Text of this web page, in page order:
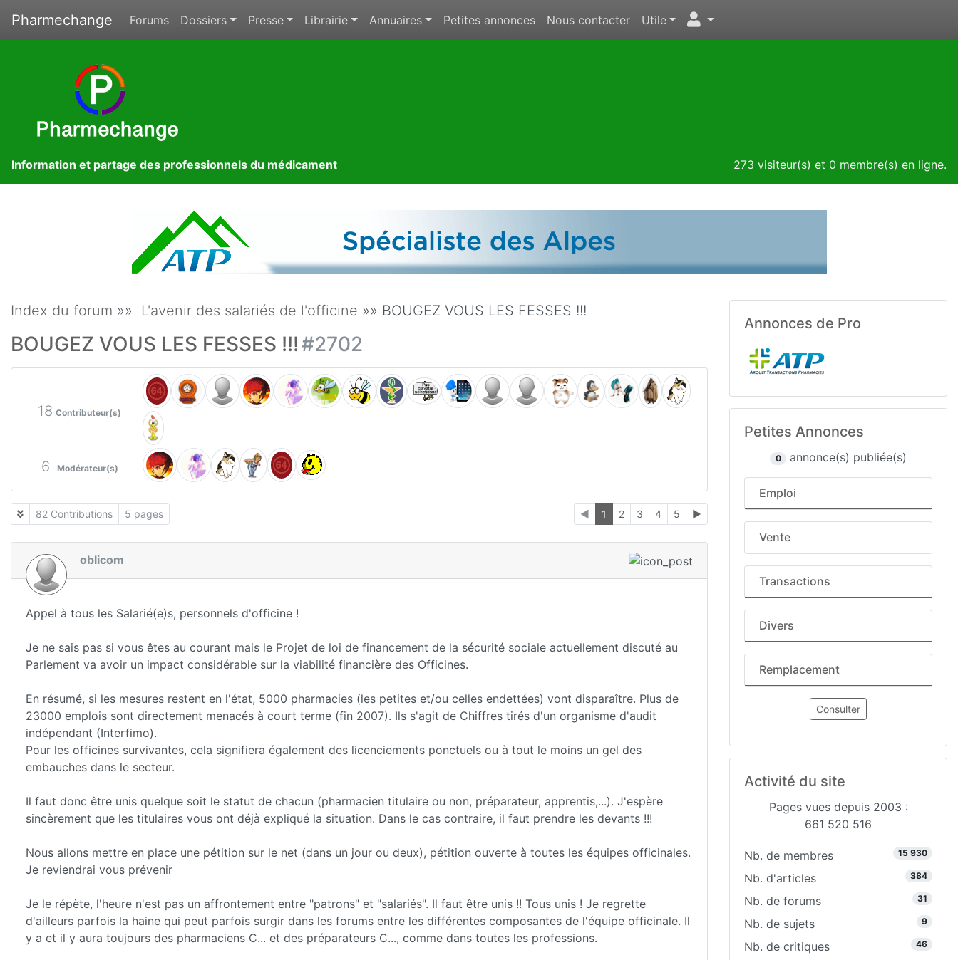
Pharmechange Forums Dossiers Presse Librairie Annuaires Petites annonces Nous contacter Utile
Information et partage des professionnels du médicament 273 visiteur(s) et 0 membre(s) en ligne.
Index du forum »» L'avenir des salariés de l'officine »» BOUGEZ VOUS LES FESSES !!!
BOUGEZ VOUS LES FESSES !!!#2702
18 Contributeur(s)
6 Modérateur(s)
82 Contributions 5 pages ◄ 1 2 3 4 5 ►
oblicom
Appel à tous les Salarié(e)s, personnels d'officine !
Je ne sais pas si vous êtes au courant mais le Projet de loi de financement de la sécurité sociale actuellement discuté au
Parlement va avoir un impact considérable sur la viabilité financière des Officines.
En résumé, si les mesures restent en l'état, 5000 pharmacies (les petites et/ou celles endettées) vont disparaître. Plus de
23000 emplois sont directement menacés à court terme (fin 2007). Ils s'agit de Chiffres tirés d'un organisme d'audit
indépendant (Interfimo).
Pour les officines survivantes, cela signifiera également des licenciements ponctuels ou à tout le moins un gel des
embauches dans le secteur.
Il faut donc être unis quelque soit le statut de chacun (pharmacien titulaire ou non, préparateur, apprentis,...). J'espère
sincèrement que les titulaires vous ont déjà expliqué la situation. Dans le cas contraire, il faut prendre les devants !!!
Nous allons mettre en place une pétition sur le net (dans un jour ou deux), pétition ouverte à toutes les équipes officinales.
Je reviendrai vous prévenir
Je le répète, l'heure n'est pas un affrontement entre "patrons" et "salariés". Il faut être unis !! Tous unis ! Je regrette
d'ailleurs parfois la haine qui peut parfois surgir dans les forums entre les différentes composantes de l'équipe officinale. Il
y a et il y aura toujours des pharmaciens C... et des préparateurs C..., comme dans toutes les professions.
Annonces de Pro
Petites Annonces
0 annonce(s) publiée(s)
Emploi
Vente
Transactions
Divers
Remplacement
Consulter
Activité du site
Pages vues depuis 2003 :
661 520 516
Nb. de membres 15 930
Nb. d'articles 384
Nb. de forums 31
Nb. de sujets 9
Nb. de critiques 46